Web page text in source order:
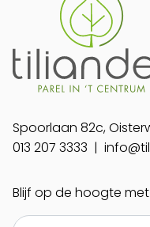
Spoorlaan 82c,
013 207 3333 |
Blijf op de hoogte